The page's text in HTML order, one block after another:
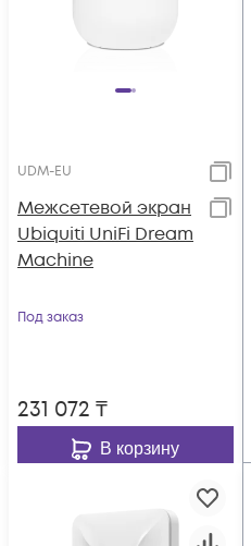
UDM-EU
Межсетевой экран
Ubiquiti UniFi Dream
Machine
Под заказ
231 072 ₸
В корзину